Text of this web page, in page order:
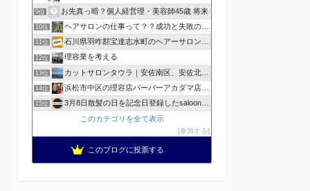
9位 お先真っ暗？個人経営理・美容師45歳 将来
10位 ヘアサロンの仕事って？？成功と失敗の覚悟！
11位 石川県羽咋郡宝達志水町のヘアーサロン ホープヘアーズ
12位 理容業を考える
13位 カットサロンタウラ｜安佐南区、安佐北区の理美容院
14位 浜松市中区の理容店バーバーアカダマ店主が書く
15位
3月8日散髪の日を記念日登録したsaloonhair
このカテゴリを全て表示
参加する
このブログに投票する